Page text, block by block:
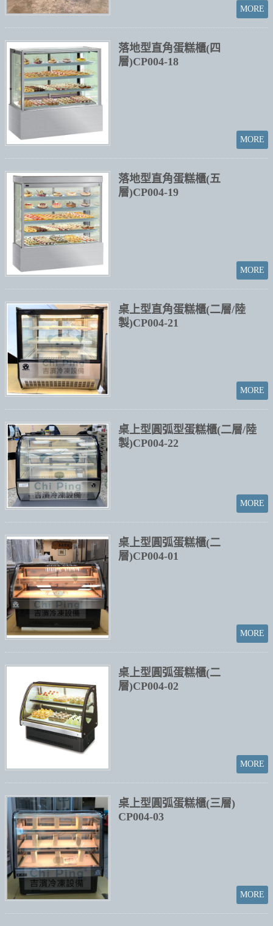
落地型直角蛋糕櫃(四
層)CP004-18
落地型直角蛋糕櫃(五
層)CP004-19
桌上型直角蛋糕櫃(二層/陸
製)CP004-21
桌上型圓弧型蛋糕櫃(二層/陸
製)CP004-22
桌上型圓弧蛋糕櫃(二
層)CP004-01
桌上型圓弧蛋糕櫃(二
層)CP004-02
桌上型圓弧蛋糕櫃(三層)
CP004-03